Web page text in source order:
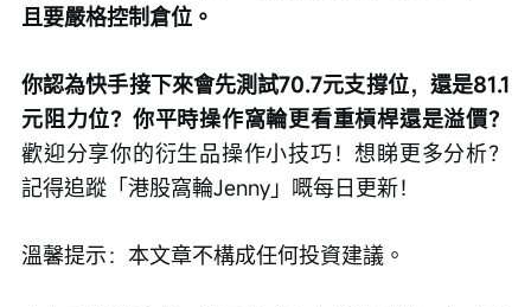
且要嚴格控制倉位。
你認為快手接下來會先測試70.7元支撐位，還是81.1
元阻力位？你平時操作窩輪更看重槓桿還是溢價？
歡迎分享你的衍生品操作小技巧！想睇更多分析？
記得追蹤「港股窩輪Jenny」嘅每日更新！
溫馨提示：本文章不構成任何投資建議。